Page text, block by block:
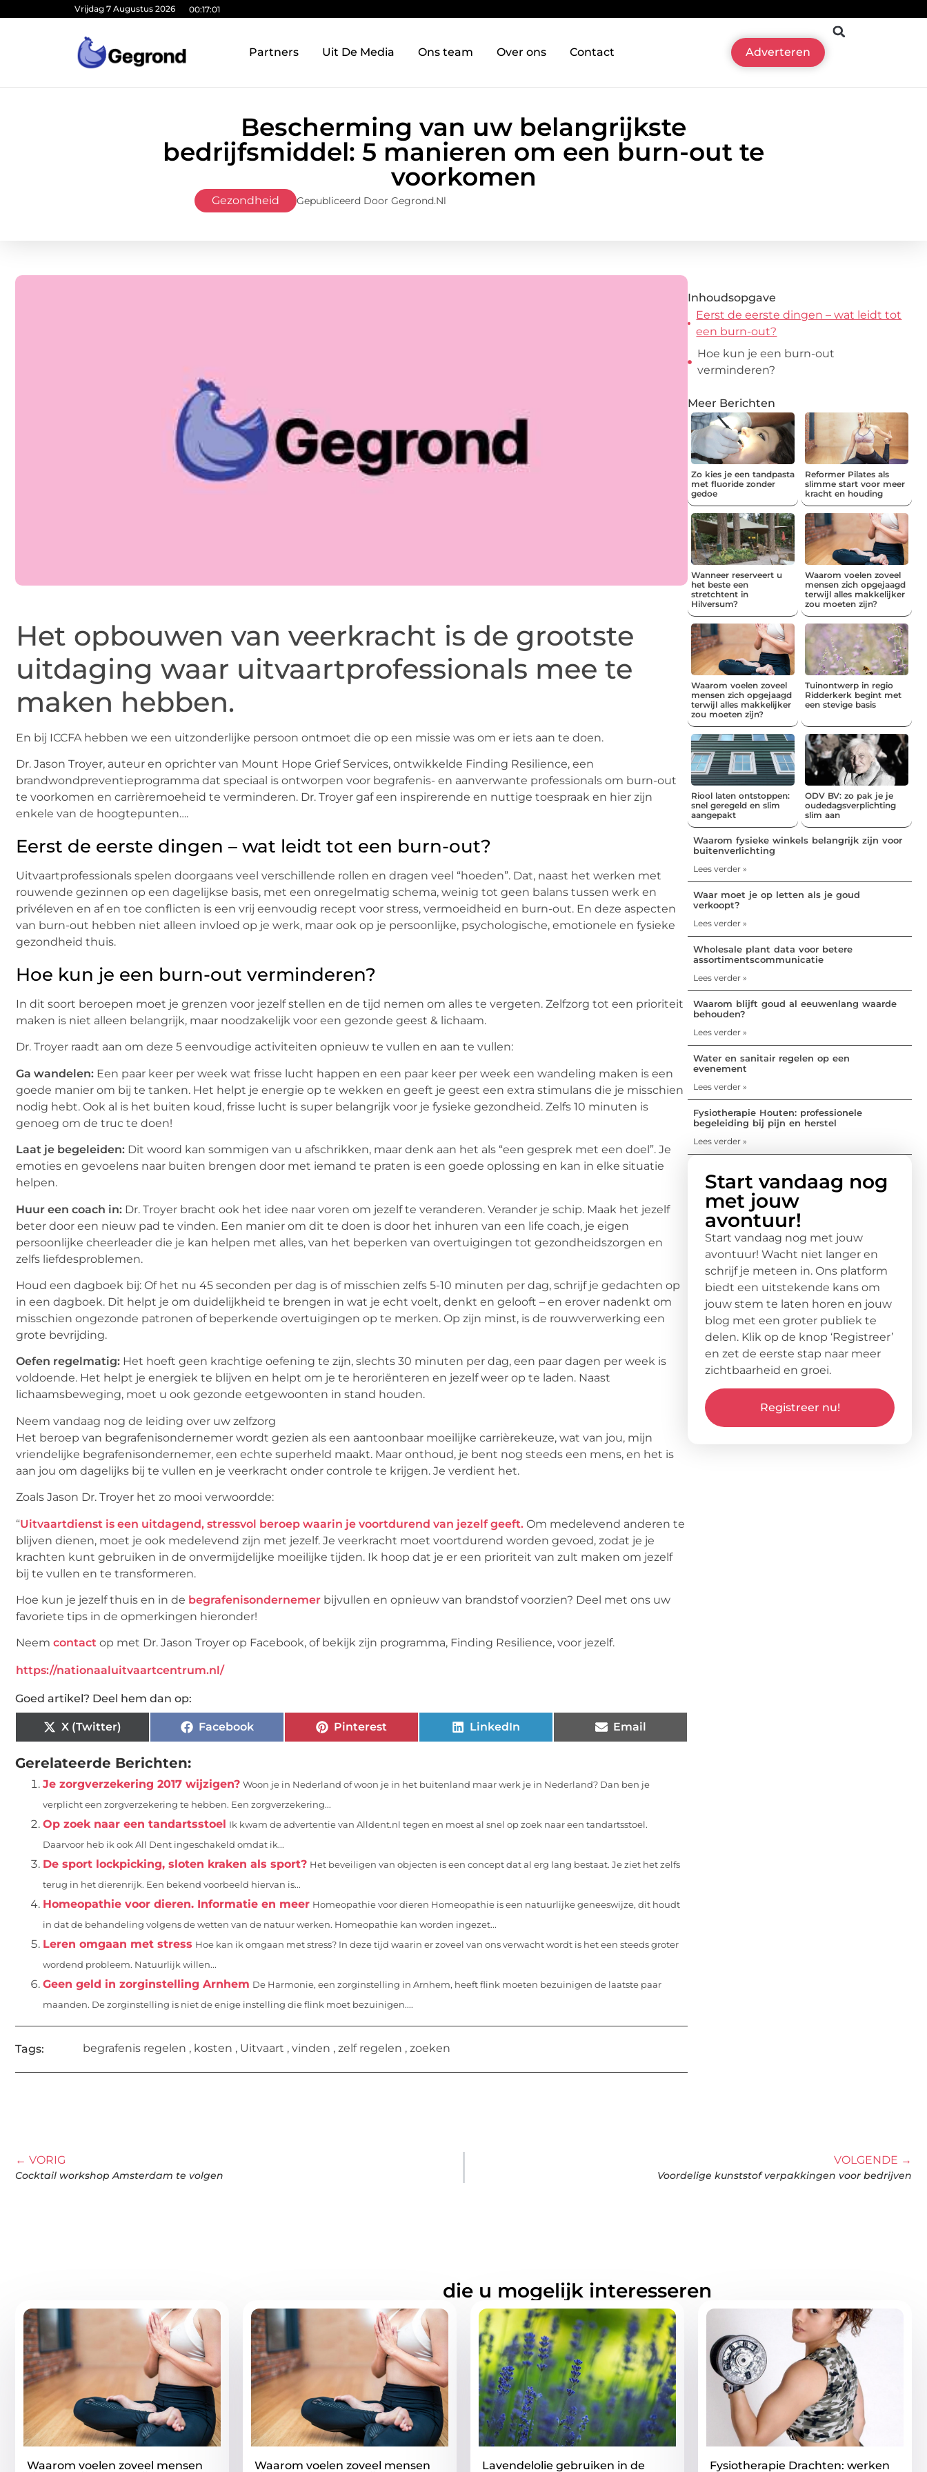
Vrijdag 7 Augustus 2026 00:17:02
Partners Uit De Media Ons team Over ons Contact Adverteren
Bescherming van uw belangrijkste
bedrijfsmiddel: 5 manieren om een burn-out te
voorkomen
Gezondheid Gepubliceerd Door Gegrond.nl
Het opbouwen van veerkracht is de grootste
uitdaging waar uitvaartprofessionals mee te
maken hebben.
En bij ICCFA hebben we een uitzonderlijke persoon ontmoet die op een missie was om er iets aan te doen.
Dr. Jason Troyer, auteur en oprichter van Mount Hope Grief Services, ontwikkelde Finding Resilience, een
brandwondpreventieprogramma dat speciaal is ontworpen voor begrafenis- en aanverwante professionals om burn-out
te voorkomen en carrièremoeheid te verminderen. Dr. Troyer gaf een inspirerende en nuttige toespraak en hier zijn
enkele van de hoogtepunten….
Eerst de eerste dingen – wat leidt tot een burn-out?
Uitvaartprofessionals spelen doorgaans veel verschillende rollen en dragen veel “hoeden”. Dat, naast het werken met
rouwende gezinnen op een dagelijkse basis, met een onregelmatig schema, weinig tot geen balans tussen werk en
privéleven en af en toe conflicten is een vrij eenvoudig recept voor stress, vermoeidheid en burn-out. En deze aspecten
van burn-out hebben niet alleen invloed op je werk, maar ook op je persoonlijke, psychologische, emotionele en fysieke
gezondheid thuis.
Hoe kun je een burn-out verminderen?
In dit soort beroepen moet je grenzen voor jezelf stellen en de tijd nemen om alles te vergeten. Zelfzorg tot een prioriteit
maken is niet alleen belangrijk, maar noodzakelijk voor een gezonde geest & lichaam.
Dr. Troyer raadt aan om deze 5 eenvoudige activiteiten opnieuw te vullen en aan te vullen:
Ga wandelen: Een paar keer per week wat frisse lucht happen en een paar keer per week een wandeling maken is een
goede manier om bij te tanken. Het helpt je energie op te wekken en geeft je geest een extra stimulans die je misschien
nodig hebt. Ook al is het buiten koud, frisse lucht is super belangrijk voor je fysieke gezondheid. Zelfs 10 minuten is
genoeg om de truc te doen!
Laat je begeleiden: Dit woord kan sommigen van u afschrikken, maar denk aan het als “een gesprek met een doel”. Je
emoties en gevoelens naar buiten brengen door met iemand te praten is een goede oplossing en kan in elke situatie
helpen.
Huur een coach in: Dr. Troyer bracht ook het idee naar voren om jezelf te veranderen. Verander je schip. Maak het jezelf
beter door een nieuw pad te vinden. Een manier om dit te doen is door het inhuren van een life coach, je eigen
persoonlijke cheerleader die je kan helpen met alles, van het beperken van overtuigingen tot gezondheidszorgen en
zelfs liefdesproblemen.
Houd een dagboek bij: Of het nu 45 seconden per dag is of misschien zelfs 5-10 minuten per dag, schrijf je gedachten op
in een dagboek. Dit helpt je om duidelijkheid te brengen in wat je echt voelt, denkt en gelooft – en erover nadenkt om
misschien ongezonde patronen of beperkende overtuigingen op te merken. Op zijn minst, is de rouwverwerking een
grote bevrijding.
Oefen regelmatig: Het hoeft geen krachtige oefening te zijn, slechts 30 minuten per dag, een paar dagen per week is
voldoende. Het helpt je energiek te blijven en helpt om je te heroriënteren en jezelf weer op te laden. Naast
lichaamsbeweging, moet u ook gezonde eetgewoonten in stand houden.
Neem vandaag nog de leiding over uw zelfzorg
Het beroep van begrafenisondernemer wordt gezien als een aantoonbaar moeilijke carrièrekeuze, wat van jou, mijn
vriendelijke begrafenisondernemer, een echte superheld maakt. Maar onthoud, je bent nog steeds een mens, en het is
aan jou om dagelijks bij te vullen en je veerkracht onder controle te krijgen. Je verdient het.
Zoals Jason Dr. Troyer het zo mooi verwoordde:
“Uitvaartdienst is een uitdagend, stressvol beroep waarin je voortdurend van jezelf geeft. Om medelevend anderen te
blijven dienen, moet je ook medelevend zijn met jezelf. Je veerkracht moet voortdurend worden gevoed, zodat je je
krachten kunt gebruiken in de onvermijdelijke moeilijke tijden. Ik hoop dat je er een prioriteit van zult maken om jezelf
bij te vullen en te transformeren.
Hoe kun je jezelf thuis en in de begrafenisondernemer bijvullen en opnieuw van brandstof voorzien? Deel met ons uw
favoriete tips in de opmerkingen hieronder!
Neem contact op met Dr. Jason Troyer op Facebook, of bekijk zijn programma, Finding Resilience, voor jezelf.
https://nationaaluitvaartcentrum.nl/
Goed artikel? Deel hem dan op:
X (Twitter) Facebook Pinterest LinkedIn Email
Gerelateerde Berichten:
Je zorgverzekering 2017 wijzigen? Woon je in Nederland of woon je in het buitenland maar werk je in Nederland? Dan ben je
verplicht een zorgverzekering te hebben. Een zorgverzekering...
Op zoek naar een tandartsstoel Ik kwam de advertentie van Alldent.nl tegen en moest al snel op zoek naar een tandartsstoel.
Daarvoor heb ik ook All Dent ingeschakeld omdat ik...
De sport lockpicking, sloten kraken als sport? Het beveiligen van objecten is een concept dat al erg lang bestaat. Je ziet het zelfs
terug in het dierenrijk. Een bekend voorbeeld hiervan is...
Homeopathie voor dieren. Informatie en meer Homeopathie voor dieren Homeopathie is een natuurlijke geneeswijze, dit houdt
in dat de behandeling volgens de wetten van de natuur werken. Homeopathie kan worden ingezet...
Leren omgaan met stress Hoe kan ik omgaan met stress? In deze tijd waarin er zoveel van ons verwacht wordt is het een steeds groter
wordend probleem. Natuurlijk willen...
Geen geld in zorginstelling Arnhem De Harmonie, een zorginstelling in Arnhem, heeft flink moeten bezuinigen de laatste paar
maanden. De zorginstelling is niet de enige instelling die flink moet bezuinigen....
Tags: begrafenis regelen , kosten , Uitvaart , vinden , zelf regelen , zoeken
Inhoudsopgave
Eerst de eerste dingen – wat leidt tot
een burn-out?
Hoe kun je een burn-out
verminderen?
Meer Berichten
Zo kies je een tandpasta
met fluoride zonder
gedoe
Reformer Pilates als
slimme start voor meer
kracht en houding
Wanneer reserveert u
het beste een
stretchtent in
Hilversum?
Waarom voelen zoveel
mensen zich opgejaagd
terwijl alles makkelijker
zou moeten zijn?
Waarom voelen zoveel
mensen zich opgejaagd
terwijl alles makkelijker
zou moeten zijn?
Tuinontwerp in regio
Ridderkerk begint met
een stevige basis
Riool laten ontstoppen:
snel geregeld en slim
aangepakt
ODV BV: zo pak je je
oudedagsverplichting
slim aan
Waarom fysieke winkels belangrijk zijn voor
buitenverlichting
Lees verder »
Waar moet je op letten als je goud
verkoopt?
Lees verder »
Wholesale plant data voor betere
assortimentscommunicatie
Lees verder »
Waarom blijft goud al eeuwenlang waarde
behouden?
Lees verder »
Water en sanitair regelen op een
evenement
Lees verder »
Fysiotherapie Houten: professionele
begeleiding bij pijn en herstel
Lees verder »
Start vandaag nog
met jouw
avontuur!
Start vandaag nog met jouw
avontuur! Wacht niet langer en
schrijf je meteen in. Ons platform
biedt een uitstekende kans om
jouw stem te laten horen en jouw
blog met een groter publiek te
delen. Klik op de knop ‘Registreer’
en zet de eerste stap naar meer
zichtbaarheid en groei.
Registreer nu!
← VORIG
Cocktail workshop Amsterdam te volgen
VOLGENDE →
Voordelige kunststof verpakkingen voor bedrijven
die u mogelijk interesseren
Waarom voelen zoveel mensen
Waarom voelen zoveel mensen
Lavendelolie gebruiken in de
Fysiotherapie Drachten: werken